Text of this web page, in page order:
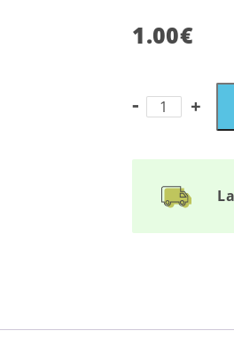
1.00€
P67
kogus